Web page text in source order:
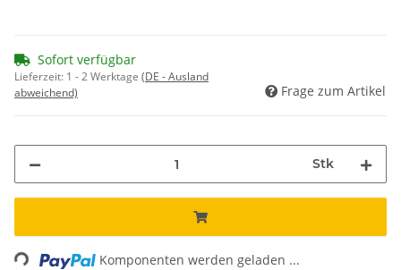
Sofort verfügbar
Lieferzeit: 1 - 2 Werktage (DE - Ausland
abweichend)
Frage zum Artikel
Stk
Komponenten werden geladen ...